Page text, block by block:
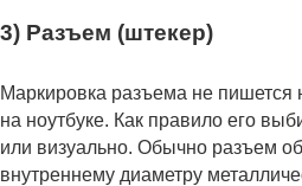
3) Разъем (штекер)
Маркировка разъема не пишется
на ноутбуке. Как правило его
или визуально. Обычно разъем
внутреннему диаметру